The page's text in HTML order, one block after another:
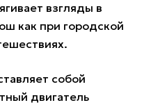
взгляды в
как при городской
собой
двигатель